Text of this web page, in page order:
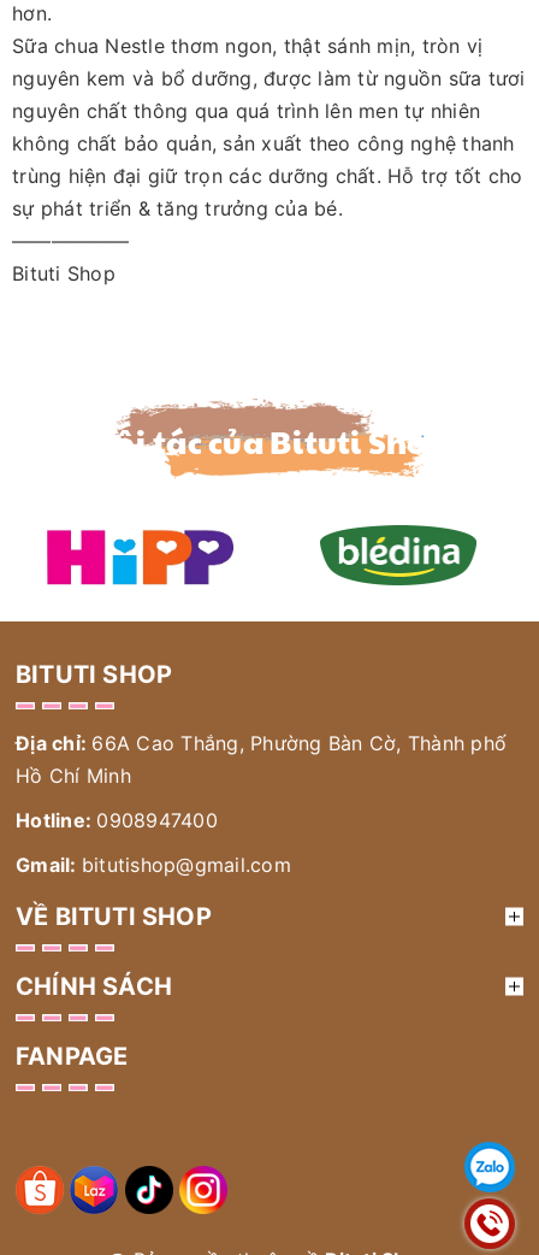
hơn.
Sữa chua Nestle thơm ngon, thật sánh mịn, tròn vị
nguyên kem và bổ dưỡng, được làm từ nguồn sữa tươi
nguyên chất thông qua quá trình lên men tự nhiên
không chất bảo quản, sản xuất theo công nghệ thanh
trùng hiện đại giữ trọn các dưỡng chất. Hỗ trợ tốt cho
sự phát triển & tăng trưởng của bé.
——————
Bituti Shop
Đối tác của Bituti Shop
BITUTI SHOP
Địa chỉ: 66A Cao Thắng, Phường Bàn Cờ, Thành phố
Hồ Chí Minh
Hotline: 0908947400
Gmail: bitutishop@gmail.com
VỀ BITUTI SHOP
CHÍNH SÁCH
FANPAGE